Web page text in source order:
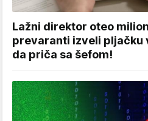
Lažni direktor oteo
prevaranti izveli pljačku
da priča sa šefom!